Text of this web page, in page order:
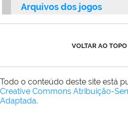
Arquivos dos jogos
VOLTAR AO TOPO
Todo o conteúdo deste site está
Creative Commons Atribuição-
Adaptada.